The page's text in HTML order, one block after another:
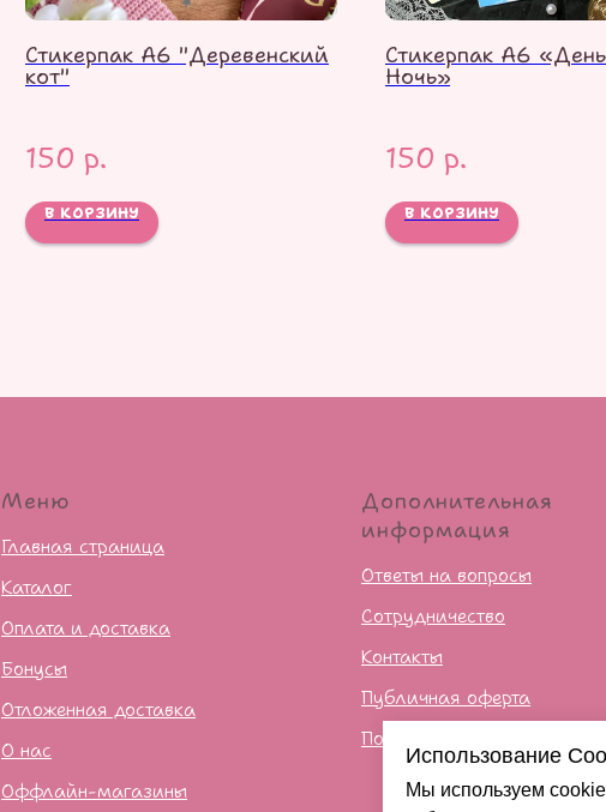
Использование
Мы используем
Стикерпак А6 "Деревенский
кот"
150 р.
В КОРЗИНУ
Стикерпак А6
Ночь»
150 р.
В КОРЗИНУ
Меню
Главная страница
Каталог
Оплата и доставка
Бонусы
Отложенная доставка
О нас
Оффлайн-магазины
Дополнительная
информация
Ответы на вопросы
Сотрудничество
Контакты
Публичная оферта
Политика